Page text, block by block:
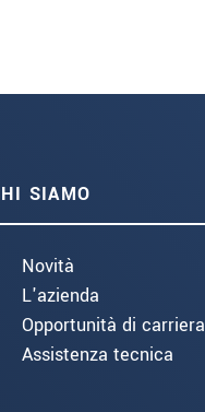
SIAMO
Novità
L'azienda
Opportunità di carriera
Assistenza tecnica